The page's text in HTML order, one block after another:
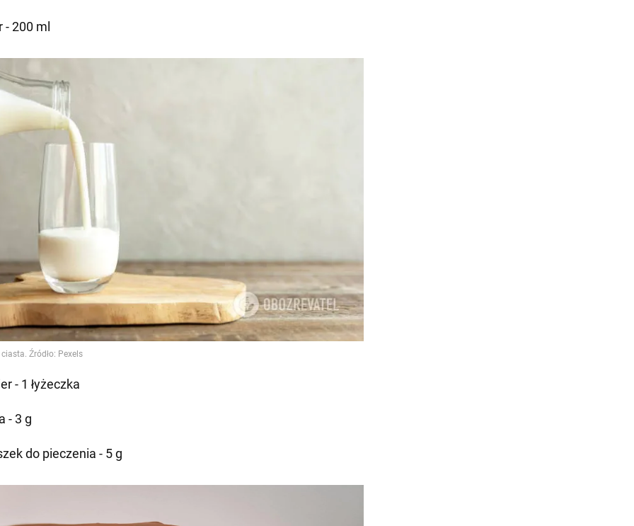
- 200 ml
- 1 łyżeczka
- 3 g
do pieczenia - 5 g